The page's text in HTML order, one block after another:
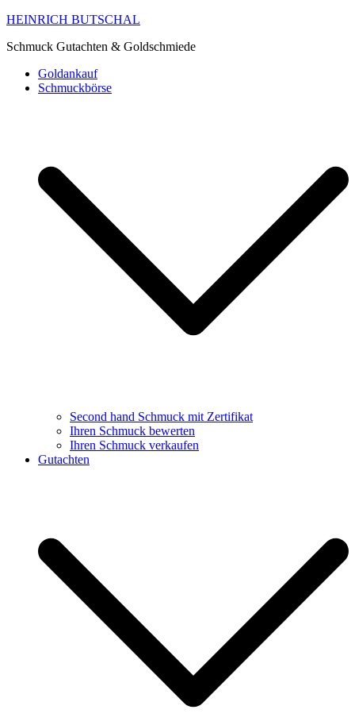
HEINRICH BUTSCHAL
Schmuck Gutachten & Goldschmiede
Goldankauf
Schmuckbörse
Second hand Schmuck mit Zertifikat
Ihren Schmuck bewerten
Ihren Schmuck verkaufen
Gutachten